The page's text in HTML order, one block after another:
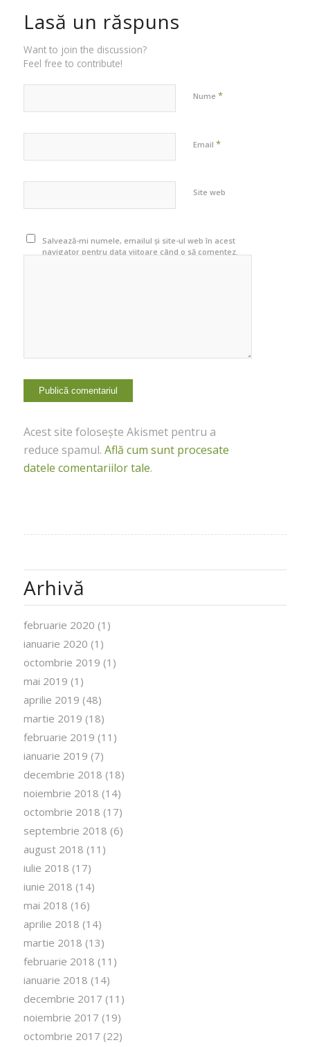
Lasă un răspuns
Want to join the discussion?
Feel free to contribute!
Nume *
Email *
Site web
Salvează-mi numele, emailul și site-ul web în acest
navigator pentru data viitoare când o să comentez.
Acest site folosește Akismet pentru a
reduce spamul. Află cum sunt procesate
datele comentariilor tale.
Arhivă
februarie 2020 (1)
ianuarie 2020 (1)
octombrie 2019 (1)
mai 2019 (1)
aprilie 2019 (48)
martie 2019 (18)
februarie 2019 (11)
ianuarie 2019 (7)
decembrie 2018 (18)
noiembrie 2018 (14)
octombrie 2018 (17)
septembrie 2018 (6)
august 2018 (11)
iulie 2018 (17)
iunie 2018 (14)
mai 2018 (16)
aprilie 2018 (14)
martie 2018 (13)
februarie 2018 (11)
ianuarie 2018 (14)
decembrie 2017 (11)
noiembrie 2017 (19)
octombrie 2017 (22)